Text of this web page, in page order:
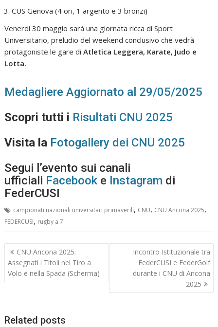
CUS Genova (4 ori, 1 argento e 3 bronzi)
Venerdì 30 maggio sarà una giornata ricca di Sport
Universitario, preludio del weekend conclusivo che vedrà
protagoniste le gare diAtletica Leggera, Karate, Judo e
Lotta.
Medagliere Aggiornato al 29/05/2025
Scopri tutti i Risultati CNU 2025
Visita la Fotogallery dei CNU 2025
Segui l’evento sui canali
ufficiali Facebook e Instagram di
FederCUSI
campionati nazionali universitari primaverili, CNU, CNU Ancona 2025,
FEDERCUSI, rugby a 7
Navigazione
articoli
CNU Ancona 2025:
Assegnati i Titoli nel Tiro a
Volo e nella Spada (Scherma)
Incontro Istituzionale tra
FederCUSI e FederGolf
durante i CNU di Ancona
2025
Related posts